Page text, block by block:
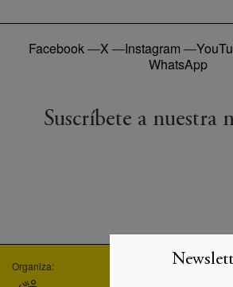
Facebook—X —Instagram —
WhatsApp
Suscríbete a nuestra
Organiza: Empresa asociada: